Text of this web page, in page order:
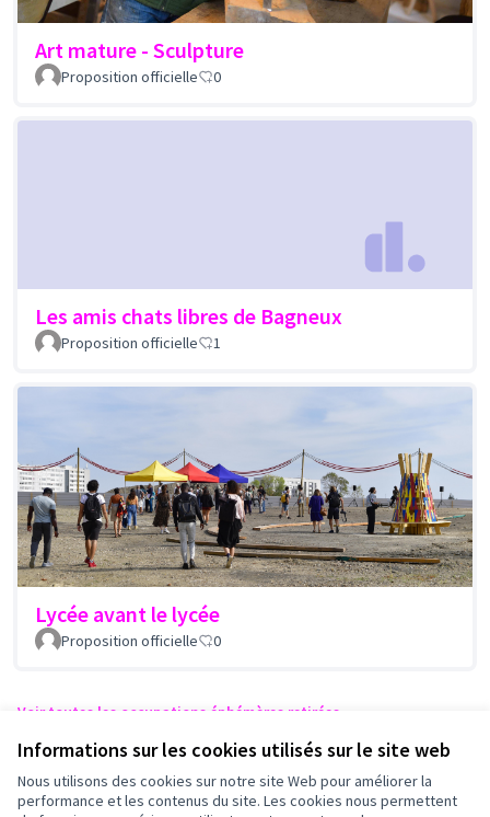
Informations sur les cookies utilisés sur le site web
Nous utilisons des cookies sur notre site Web pour améliorer la
performance et les contenus du site. Les cookies nous permettent
Art mature - Sculpture
Proposition officielle 0
Les amis chats libres de Bagneux
Proposition officielle 1
Lycée avant le lycée
Proposition officielle 0
Voir toutes les occupations éphémères retirées
Conditions d'utilisation
Paramètres des cookies